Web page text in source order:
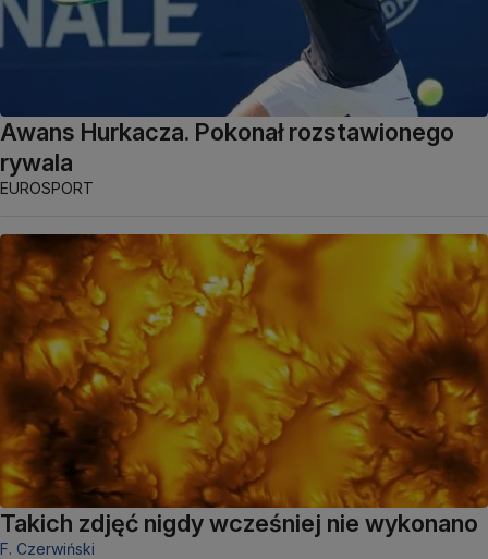
Awans Hurkacza. Pokonał rozstawionego
rywala
EUROSPORT
Takich zdjęć nigdy wcześniej nie wykonano
F. Czerwiński